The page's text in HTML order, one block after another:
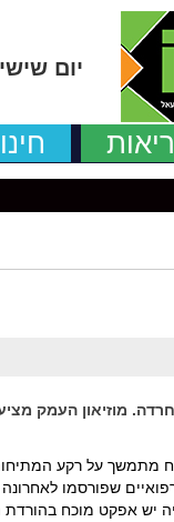
יום שישי, 7 באוגוסט
מוזיאון העמק
מתמשך על רקע
שפורסמו
יש אפקט מוכח